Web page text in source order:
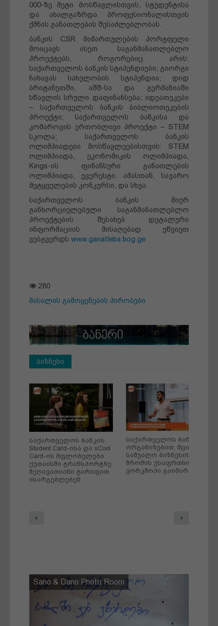
000-ზე მეტი მოსწავლისთვის, სტუდენტისა
და ახალგაზრდა პროფესიონალისთვის
ქმნის განათლების შესაძლებლობას.
ბანკის CSR მიმართულების პორტფელი
მოიცავს ისეთ საგანმანათლებლო
პროექტებს, როგორებიც არის:
საქართველოს ბანკის სტიპენდიები; გიორგი
ჩახავას სახელობის სტიპენდია; დიდ
ბრიტანეთში, აშშ-სა და გერმანიაში
სწავლის სრული დაფინანსება; იდეათეკები
– საქართველოს ბანკის ბიბლიოთეკების
პროექტი; საქართველოს ბანკისა და
კომაროვის ერთობლივი პროექტი – STEM
სკოლა; საქართველოს ბანკის
ოლიმპიადები მოსწავლეებისთვის: STEM
ოლიმპიადა, ეკონომიკის ოლიმპიადა,
Kings-ის ფინანსური განათლების
ოლიმპიადა, ევერესტი. ამასთან, საჯარო
მეტყველების კონკურსი, და სხვა.
საქართველოს ბანკის მიერ
განხორციელებული საგანმანათლებლო
პროექტების შესახებ დეტალური
ინფორმაციის მისაღებად ეწვიეთ
ვებგვერდს www.ganatleba.bog.ge
280
მასალის გამოყენების პირობები
ბიზნესი
საქართველოს ბანკის
Student Card-ისა და sCool
Card-ის მფლობელები
ქუთაისში ტრანსპორტზე
შეღავათიანი ტარიფით
ისარგებლებენ
საქართველოს ბანკის
ორგანიზებით, მცირე და
საშუალო ბიზნესისთვის
შრომის უსაფრთხოების
ვორკშოპი გაიმართა
Sano & Dano Photo Room
Previous